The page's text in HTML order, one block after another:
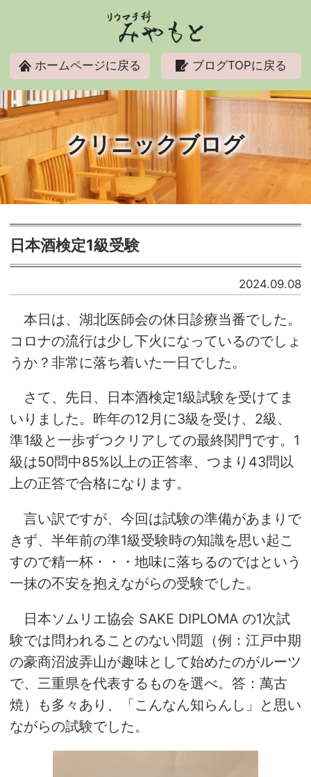
ホームページに戻る ブログTOPに戻る
クリニックブログ
日本酒検定1級受験
2024.09.08
本日は、湖北医師会の休日診療当番でした。
コロナの流行は少し下火になっているのでしょ
うか？非常に落ち着いた一日でした。
さて、先日、日本酒検定1級試験を受けてま
いりました。昨年の12月に3級を受け、2級、
準1級と一歩ずつクリアしての最終関門です。1
級は50問中85%以上の正答率、つまり43問以
上の正答で合格になります。
言い訳ですが、今回は試験の準備があまりで
きず、半年前の準1級受験時の知識を思い起こ
すので精一杯・・・地味に落ちるのではという
一抹の不安を抱えながらの受験でした。
日本ソムリエ協会 SAKE DIPLOMA の1次試
験では問われることのない問題（例：江戸中期
の豪商沼波弄山が趣味として始めたのがルーツ
で、三重県を代表するものを選べ。答：萬古
焼）も多々あり、「こんなん知らんし」と思い
ながらの試験でした。